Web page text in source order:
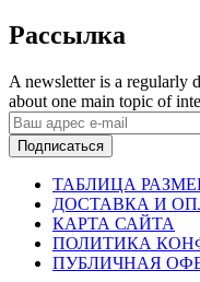
Рассылка
A newsletter is a regularly
about one main topic of
Подписаться
ТАБЛИЦА
ДОСТАВКА И
КАРТА САЙТА
ПОЛИТИКА
ПУБЛИЧНАЯ